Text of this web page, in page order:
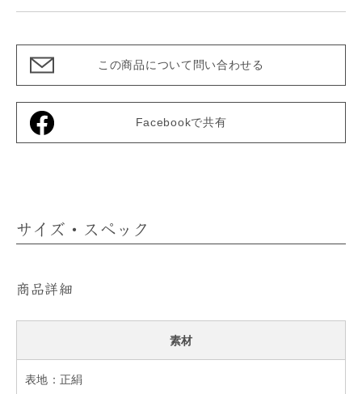
この商品について問い合わせる
Facebookで共有
サイズ・スペック
商品詳細
素材
表地：正絹